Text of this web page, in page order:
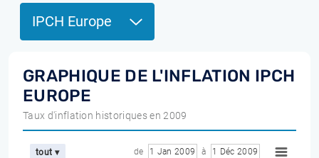
IPCH Europe
GRAPHIQUE DE L'INFLATION IPCH
EUROPE
Taux d'inflation historiques en 2009
tout ▾ de 1 Jan 2009 à 1 Déc 2009